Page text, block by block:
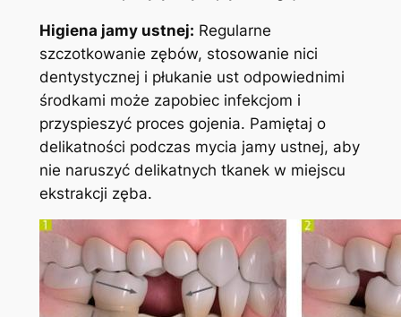
Higiena jamy ustnej: Regularne
szczotkowanie‌ zębów,‍ stosowanie nici
dentystycznej i płukanie ust odpowiednimi
środkami może zapobiec infekcjom i
przyspieszyć proces⁤ gojenia. Pamiętaj o
delikatności podczas mycia jamy ustnej, aby
nie naruszyć delikatnych tkanek w miejscu
ekstrakcji‍ zęba.